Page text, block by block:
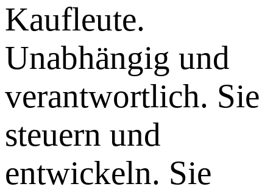
Kaufleute.
Unabhängig und
verantwortlich. Sie
steuern und
entwickeln. Sie